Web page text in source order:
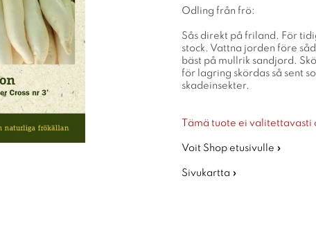
Odling från frö:
Sås direkt på friland. För
stock. Vattna jorden före
bäst på mullrik sandjord.
för lagring skördas så sent
skadeinsekter.
Tämä tuote ei
Voit Shop etusivulle »
Sivukartta »